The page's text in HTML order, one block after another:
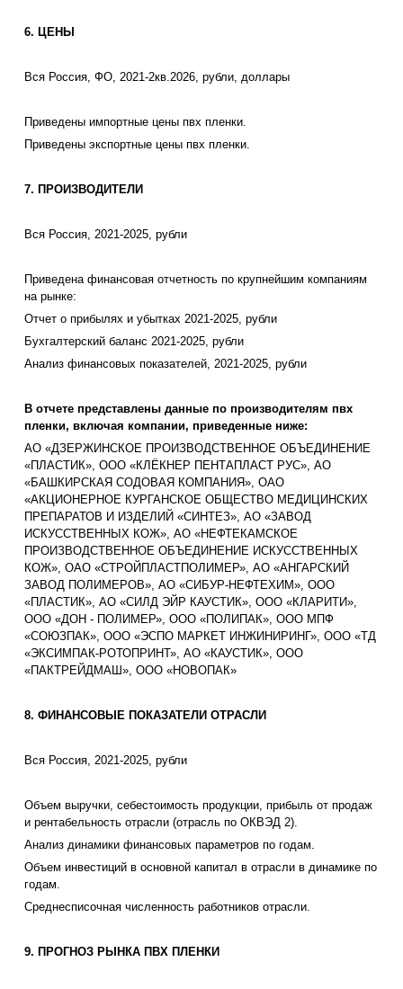
6. ЦЕНЫ
Вся Россия, ФО, 2021-2кв.2026, рубли, доллары
Приведены импортные цены пвх пленки.
Приведены экспортные цены пвх пленки.
7. ПРОИЗВОДИТЕЛИ
Вся Россия, 2021-2025, рубли
Приведена финансовая отчетность по крупнейшим компаниям
на рынке:
Отчет о прибылях и убытках 2021-2025, рубли
Бухгалтерский баланс 2021-2025, рубли
Анализ финансовых показателей, 2021-2025, рубли
В отчете представлены данные по производителям пвх
пленки, включая компании, приведенные ниже:
АО «ДЗЕРЖИНСКОЕ ПРОИЗВОДСТВЕННОЕ ОБЪЕДИНЕНИЕ
«ПЛАСТИК», ООО «КЛЁКНЕР ПЕНТАПЛАСТ РУС», АО
«БАШКИРСКАЯ СОДОВАЯ КОМПАНИЯ», ОАО
«АКЦИОНЕРНОЕ КУРГАНСКОЕ ОБЩЕСТВО МЕДИЦИНСКИХ
ПРЕПАРАТОВ И ИЗДЕЛИЙ «СИНТЕЗ», АО «ЗАВОД
ИСКУССТВЕННЫХ КОЖ», АО «НЕФТЕКАМСКОЕ
ПРОИЗВОДСТВЕННОЕ ОБЪЕДИНЕНИЕ ИСКУССТВЕННЫХ
КОЖ», ОАО «СТРОЙПЛАСТПОЛИМЕР», АО «АНГАРСКИЙ
ЗАВОД ПОЛИМЕРОВ», АО «СИБУР-НЕФТЕХИМ», ООО
«ПЛАСТИК», АО «СИЛД ЭЙР КАУСТИК», ООО «КЛАРИТИ»,
ООО «ДОН - ПОЛИМЕР», ООО «ПОЛИПАК», ООО МПФ
«СОЮЗПАК», ООО «ЭСПО МАРКЕТ ИНЖИНИРИНГ», ООО «ТД
«ЭКСИМПАК-РОТОПРИНТ», АО «КАУСТИК», ООО
«ПАКТРЕЙДМАШ», ООО «НОВОПАК»
8. ФИНАНСОВЫЕ ПОКАЗАТЕЛИ ОТРАСЛИ
Вся Россия, 2021-2025, рубли
Объем выручки, себестоимость продукции, прибыль от продаж
и рентабельность отрасли (отрасль по ОКВЭД 2).
Анализ динамики финансовых параметров по годам.
Объем инвестиций в основной капитал в отрасли в динамике по
годам.
Среднесписочная численность работников отрасли.
9. ПРОГНОЗ РЫНКА ПВХ ПЛЕНКИ